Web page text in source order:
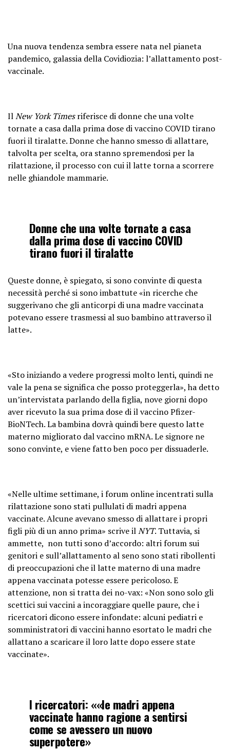
Una nuova tendenza sembra essere nata nel pianeta
pandemico, galassia della Covidiozia: l’allattamento post-
vaccinale.
IlNew York Timesriferisce di donne che una volte
tornate a casa dalla prima dose di vaccino COVID tirano
fuori il tiralatte. Donne che hanno smesso di allattare,
talvolta per scelta, ora stanno spremendosi per la
rilattazione, il processo con cui il latte torna a scorrere
nelle ghiandole mammarie.
Donne che una volte tornate a casa
dalla prima dose di vaccino COVID
tirano fuori il tiralatte
Queste donne, è spiegato, si sono convinte di questa
necessità perché si sono imbattute «in ricerche che
suggerivano che gli anticorpi di una madre vaccinata
potevano essere trasmessi al suo bambino attraverso il
latte».
«Sto iniziando a vedere progressi molto lenti, quindi ne
vale la pena se significa che posso proteggerla», ha detto
un’intervistata parlando della figlia, nove giorni dopo
aver ricevuto la sua prima dose di il vaccino Pfizer-
BioNTech. La bambina dovrà quindi bere questo latte
materno migliorato dal vaccino mRNA. Le signore ne
sono convinte, e viene fatto ben poco per dissuaderle.
«Nelle ultime settimane, i forum online incentrati sulla
rilattazione sono stati pullulati di madri appena
vaccinate. Alcune avevano smesso di allattare i propri
figli più di un anno prima» scrive ilNYT. Tuttavia, si
ammette, non tutti sono d’accordo: altri forum sui
genitori e sull’allattamento al seno sono stati ribollenti
di preoccupazioni che il latte materno di una madre
appena vaccinata potesse essere pericoloso. E
attenzione, non si tratta dei no-vax: «Non sono solo gli
scettici sui vaccini a incoraggiare quelle paure, che i
ricercatori dicono essere infondate: alcuni pediatri e
somministratori di vaccini hanno esortato le madri che
allattano a scaricare il loro latte dopo essere state
vaccinate».
I ricercatori: ««le madri appena
vaccinate hanno ragione a sentirsi
come se avessero un nuovo
superpotere»